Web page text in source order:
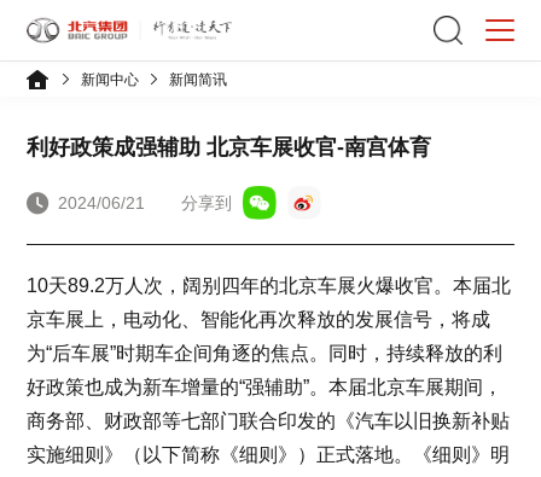
新闻中心 新闻简讯
利好政策成强辅助 北京车展收官-南宫体育
2024/06/21 分享到
10天89.2万人次，阔别四年的北京车展火爆收官。本届北
京车展上，电动化、智能化再次释放的发展信号，将成
为“后车展”时期车企间角逐的焦点。同时，持续释放的利
好政策也成为新车增量的“强辅助”。本届北京车展期间，
商务部、财政部等七部门联合印发的《汽车以旧换新补贴
实施细则》（以下简称《细则》）正式落地。《细则》明